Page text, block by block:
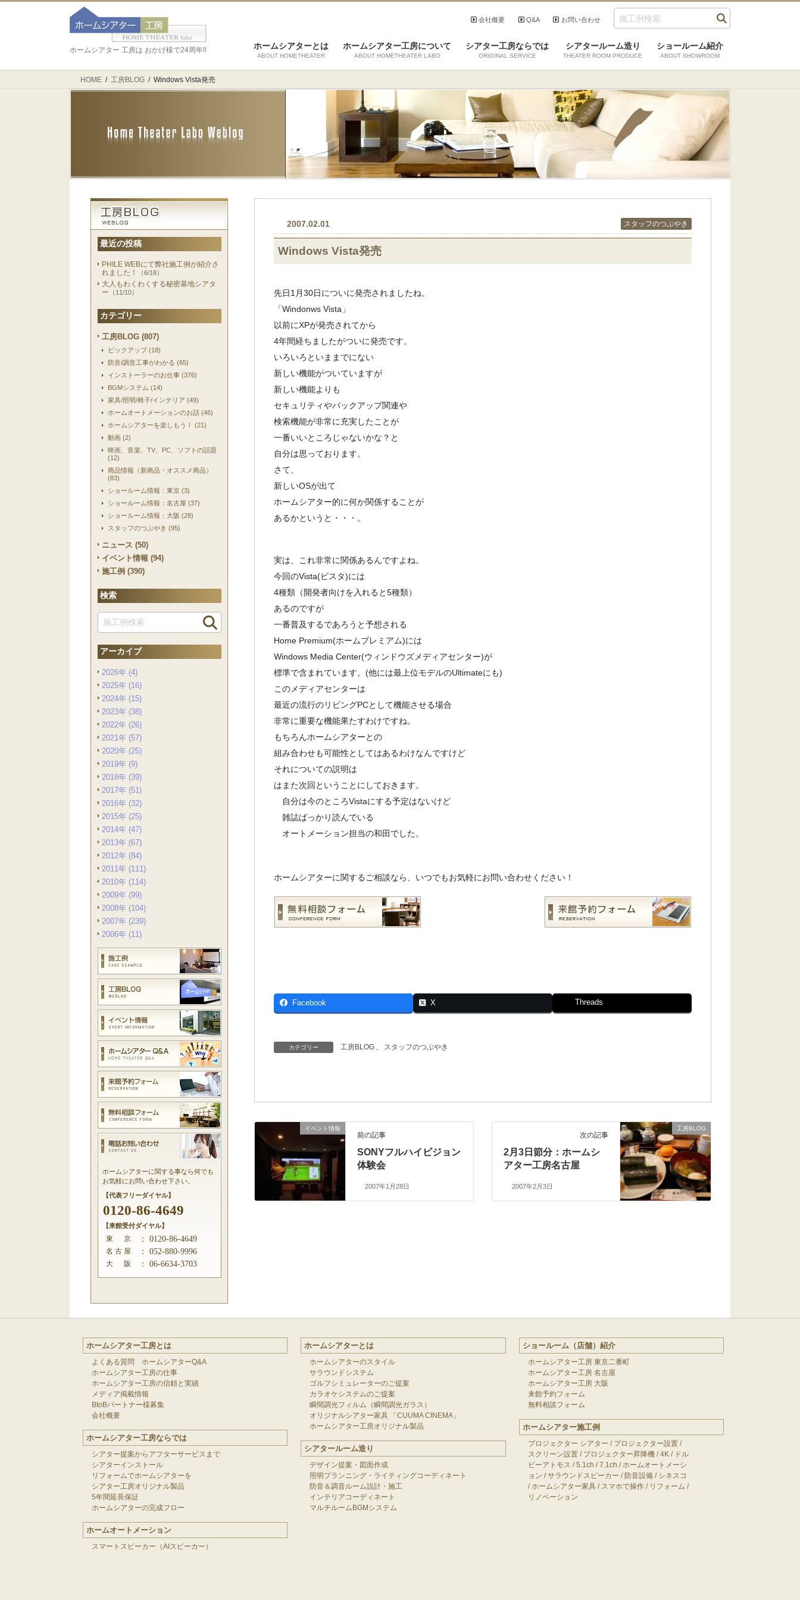
お問い合わせ
Q&A
会社概要
ホームシアター 工房は おかげ様で24周年!! ホームシアターとは
ABOUT HOMETHEATER
ホームシアター工房について
ABOUT HOMETHEATER LABO
シアター工房ならでは
ORIGINAL SERVICE
シアタールーム造り
THEATER ROOM PRODUCE
ショールーム紹介
ABOUT SHOWROOM
HOME 工房BLOG Windows Vista発売
最近の投稿
PHILE WEBにて弊社施工例が紹介さ
れました！
（6/18）
大人もわくわくする秘密基地シアタ
ー （11/10）
カテゴリー
工房BLOG (807)
ピックアップ (18)
防音/調音工事がわかる (65)
インストーラーのお仕事 (376)
BGMシステム (14)
家具/照明/椅子/インテリア (49)
ホームオートメーションのお話 (46)
ホームシアターを楽しもう！ (21)
動画 (2)
映画、音楽、TV、PC、ソフトの話題
(12)
商品情報（新商品・オススメ商品）
(83)
ショールーム情報：東京 (3)
ショールーム情報：名古屋 (37)
ショールーム情報：大阪 (28)
スタッフのつぶやき (95)
ニュース (50)
イベント情報 (94)
施工例 (390)
検索
アーカイブ
2026年 (4)
2025年 (16)
2024年 (15)
2023年 (38)
2022年 (26)
2021年 (57)
2020年 (25)
2019年 (9)
2018年 (39)
2017年 (51)
2016年 (32)
2015年 (25)
2014年 (47)
2013年 (67)
2012年 (84)
2011年 (111)
2010年 (114)
2009年 (99)
2008年 (104)
2007年 (239)
2006年 (11)
ホームシアターに関する事なら何でも
お気軽にお問い合わせ下さい。
【代表フリーダイヤル】
0120-86-4649
【来館受付ダイヤル】
東 京 ： 0120-86-4649
名 古 屋 ： 052-880-9996
大 阪 ： 06-6634-3703
2007.02.01 スタッフのつぶやき
Windows Vista発売
先日1月30日についに発売されましたね。
「Windonws Vista」
以前にXPが発売されてから
4年間経ちましたがついに発売です。
いろいろといままでにない
新しい機能がついていますが
新しい機能よりも
セキュリティやバックアップ関連や
検索機能が非常に充実したことが
一番いいところじゃないかな？と
自分は思っております。
さて、
新しいOSが出て
ホームシアター的に何か関係することが
あるかというと・・・。
実は、これ非常に関係あるんですよね。
今回のVista(ビスタ)には
4種類（開発者向けを入れると5種類）
あるのですが
一番普及するであろうと予想される
Home Premium(ホームプレミアム)には
Windows Media Center(ウィンドウズメディアセンター)が
標準で含まれています。(他には最上位モデルのUltimateにも)
このメディアセンターは
最近の流行のリビングPCとして機能させる場合
非常に重要な機能果たすわけですね。
もちろんホームシアターとの
組み合わせも可能性としてはあるわけなんですけど
それについての説明は
はまた次回ということにしておきます。
自分は今のところVistaにする予定はないけど
雑誌ばっかり読んでいる
オートメーション担当の和田でした。
ホームシアターに関するご相談なら、いつでもお気軽にお問い合わせください！
Facebook X Threads
カテゴリー 工房BLOG 、 スタッフのつぶやき
イベント情報
前の記事
SONYフルハイビジョン
体験会
2007年1月28日
工房BLOG
次の記事
2月3日節分：ホームシ
アター工房名古屋
2007年2月3日
ホームシアター工房とは
よくある質問 ホームシアターQ&A
ホームシアター工房の仕事
ホームシアター工房の信頼と実績
メディア掲載情報
BtoBパートナー様募集
会社概要
ホームシアター工房ならでは
シアター提案からアフターサービスまで
シアターインストール
リフォームでホームシアターを
シアター工房オリジナル製品
5年間延長保証
ホームシアターの完成フロー
ホームオートメーション
スマートスピーカー（AIスピーカー）
ホームシアターとは
ホームシアターのスタイル
サラウンドシステム
ゴルフシミュレーターのご提案
カラオケシステムのご提案
瞬間調光フィルム（瞬間調光ガラス）
オリジナルシアター家具 「CUUMA CINEMA」
ホームシアター工房オリジナル製品
シアタールーム造り
デザイン提案・図面作成
照明プランニング・ライティングコーディネート
防音＆調音ルーム設計・施工
インテリアコーディネート
マルチルームBGMシステム
ショールーム（店舗）紹介
ホームシアター工房 東京二番町
ホームシアター工房 名古屋
ホームシアター工房 大阪
来館予約フォーム
無料相談フォーム
ホームシアター施工例
プロジェクター シアター / プロジェクター設置/
スクリーン設置/ プロジェクター昇降機/4K/ ドル
ビーアトモス /5.1ch /7.1ch /ホームオートメーシ
ョン /サラウンドスピーカー / 防音設備/ シネスコ
/ホームシアター家具/ スマホで操作/ リフォーム /
リノベーション